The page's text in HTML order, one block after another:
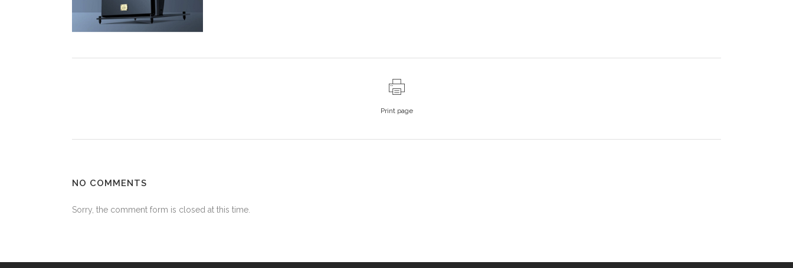
Print page
NO COMMENTS
Sorry, the comment form is closed at this time.